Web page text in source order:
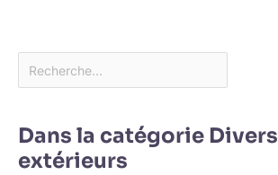
Dans la catégorie Divers
extérieurs